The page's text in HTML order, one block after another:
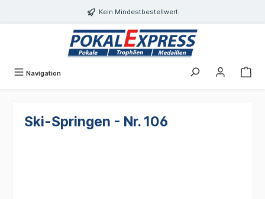
Kein Mindestbestellwert
Navigation
Ski-Springen - Nr. 106